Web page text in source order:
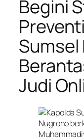
Begini
Sumsel
Judi